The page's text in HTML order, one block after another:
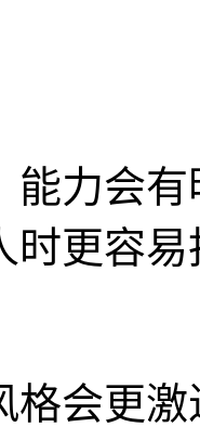
能力会
时更容
格会更